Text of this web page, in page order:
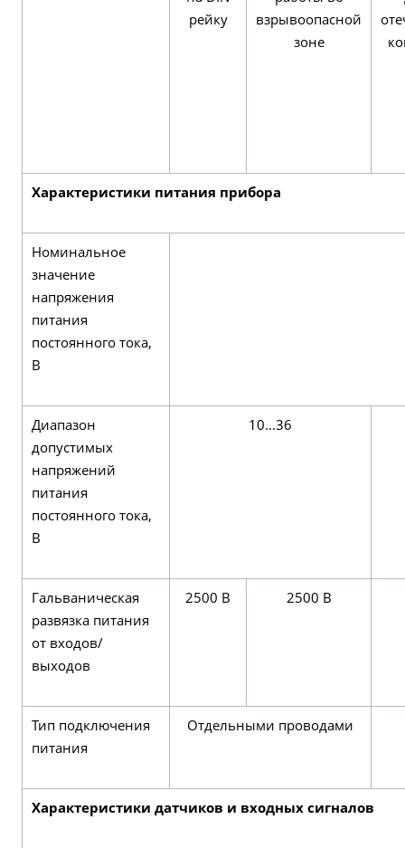
рейку
взрывоопасной
зоне
Характеристики питания прибора
Номинальное
значение
напряжения
питания
постоянного тока,
В
Диапазон
допустимых
напряжений
питания
постоянного тока,
В
10…36
Гальваническая
развязка питания
от входов/
выходов
2500 В 2500 В
Тип подключения
питания
Отдельными проводами
Характеристики датчиков и входных сигналов